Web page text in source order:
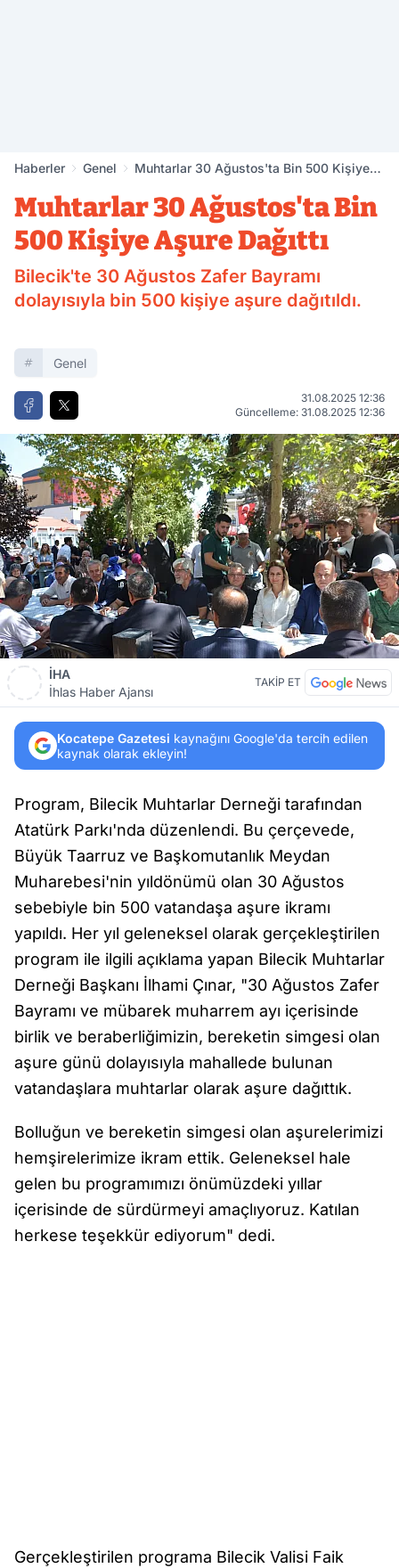
Haberler Genel
Muhtarlar 30 Ağustos'ta Bin 500 Kişiye
Muhtarlar 30 Ağustos'ta Bin
500 Kişiye Aşure Dağıttı
Bilecik'te 30 Ağustos Zafer Bayramı
dolayısıyla bin 500 kişiye aşure dağıtıldı.
Genel
31.08.2025 12:36
Güncelleme: 31.08.2025 12:36
İHA
İhlas Haber Ajansı
TAKİP ET
Kocatepe Gazetesi kaynağını Google'da tercih edilen
kaynak olarak ekleyin!
Program, Bilecik Muhtarlar Derneği tarafından
Atatürk Parkı'nda düzenlendi. Bu çerçevede,
Büyük Taarruz ve Başkomutanlık Meydan
Muharebesi'nin yıldönümü olan 30 Ağustos
sebebiyle bin 500 vatandaşa aşure ikramı
yapıldı. Her yıl geleneksel olarak gerçekleştirilen
program ile ilgili açıklama yapan Bilecik Muhtarlar
Derneği Başkanı İlhami Çınar, "30 Ağustos Zafer
Bayramı ve mübarek muharrem ayı içerisinde
birlik ve beraberliğimizin, bereketin simgesi olan
aşure günü dolayısıyla mahallede bulunan
vatandaşlara muhtarlar olarak aşure dağıttık.
Bolluğun ve bereketin simgesi olan aşurelerimizi
hemşirelerimize ikram ettik. Geleneksel hale
gelen bu programımızı önümüzdeki yıllar
içerisinde de sürdürmeyi amaçlıyoruz. Katılan
herkese teşekkür ediyorum" dedi.
Gerçekleştirilen programa Bilecik Valisi Faik